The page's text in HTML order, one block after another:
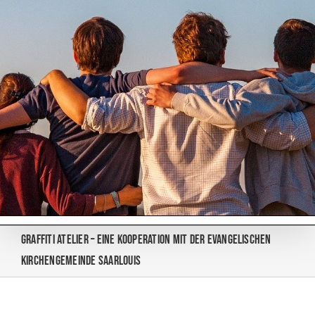
Graffiti Atelier – eine Kooperation mit der Evangelischen
Kirchengemeinde Saarlouis